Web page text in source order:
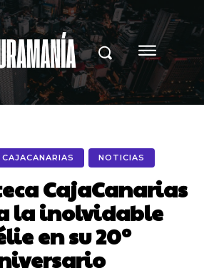
NOTICIAS
CajaCanarias
la inolvidable
en su 20º